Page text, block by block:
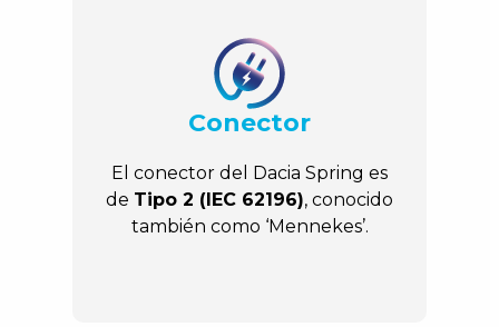
Conector
El conector del Dacia Spring es
de Tipo 2 (IEC 62196), conocido
también como ‘Mennekes’.